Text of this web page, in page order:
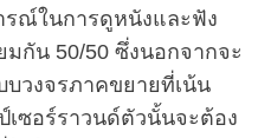
รณ์ในการดูหนังและฟัง
กัน 50/50 ซึ่งนอกจากจะ
วงจรภาคขยายที่เน้น
ซอร์ราวนด์ตัวนั้นจะต้อง